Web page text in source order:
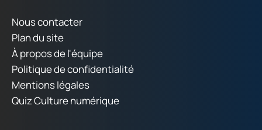
Nous contacter
Plan du site
À propos de l'équipe
Politique de confidentialité
Mentions légales
Quiz Culture numérique